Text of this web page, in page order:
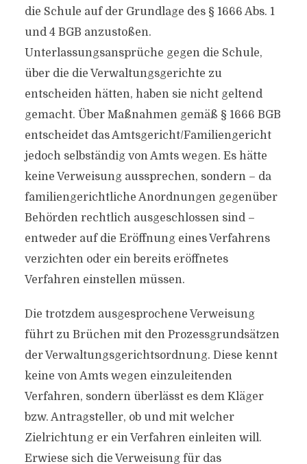
die Schule auf der Grundlage des § 1666 Abs. 1
und 4 BGB anzustoßen.
Unterlassungsansprüche gegen die Schule,
über die die Verwaltungsgerichte zu
entscheiden hätten, haben sie nicht geltend
gemacht. Über Maßnahmen gemäß § 1666 BGB
entscheidet das Amtsgericht/Familiengericht
jedoch selbständig von Amts wegen. Es hätte
keine Verweisung aussprechen, sondern – da
familiengerichtliche Anordnungen gegenüber
Behörden rechtlich ausgeschlossen sind –
entweder auf die Eröffnung eines Verfahrens
verzichten oder ein bereits eröffnetes
Verfahren einstellen müssen.
Die trotzdem ausgesprochene Verweisung
führt zu Brüchen mit den Prozessgrundsätzen
der Verwaltungsgerichtsordnung. Diese kennt
keine von Amts wegen einzuleitenden
Verfahren, sondern überlässt es dem Kläger
bzw. Antragsteller, ob und mit welcher
Zielrichtung er ein Verfahren einleiten will.
Erwiese sich die Verweisung für das